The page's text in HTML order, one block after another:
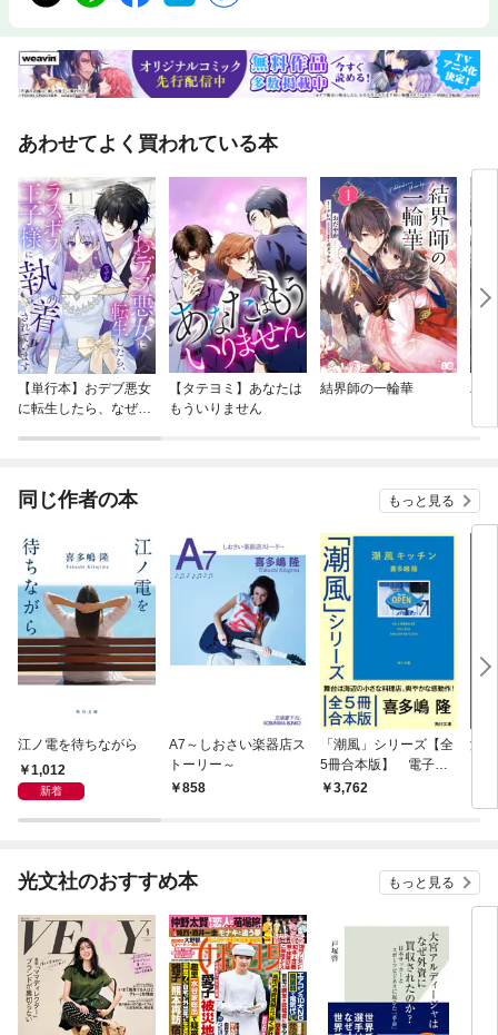
あわせてよく買われている本
【単行本】おデブ悪女
に転生したら、なぜか
【タテヨミ】あなたは
もういりません
結界師の一輪華
バ
今
同じ作者の本 もっと見る
江ノ電を待ちながら
1,012
新着
A7～しおさい楽器店ス
トーリー～
858
「潮風」シリーズ【全
5冊合本版】 電子特
典付き
3,762
潮
光文社のおすすめ本 もっと見る